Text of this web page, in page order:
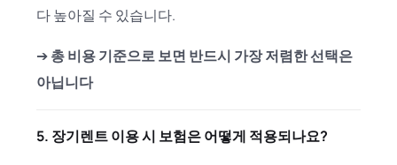
다 높아질 수 있습니다.
➔총 비용 기준으로 보면 반드시 가장 저렴한 선택은
아닙니다
5. 장기렌트 이용 시 보험은 어떻게 적용되나요?